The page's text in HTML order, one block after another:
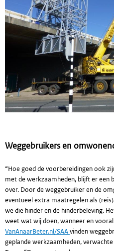
Weggebruikers en
“Hoe goed de voorbereidingen ook
met de werkzaamheden, blijft er een
over. Door de weggebruiker en de
eventueel extra maatregelen als
we die hinder en de hinderbeleving.
weet wat wij doen, wanneer en
VanAnaarBeter.nl/SAAvinden
geplande werkzaamheden,